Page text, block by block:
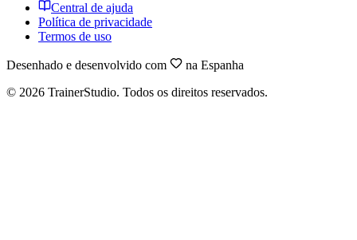
Central de ajuda
Política de privacidade
Termos de uso
Desenhado e desenvolvido com
na Espanha
© 2026 TrainerStudio. Todos os direitos reservados.